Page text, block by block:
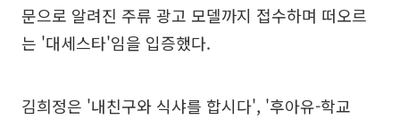
문으로 알려진 주류 광고 모델까지 접수하며 떠오르
는 '대세스타'임을 입증했다.
김희정은 '내친구와 식샤를 합시다', '후아유-학교